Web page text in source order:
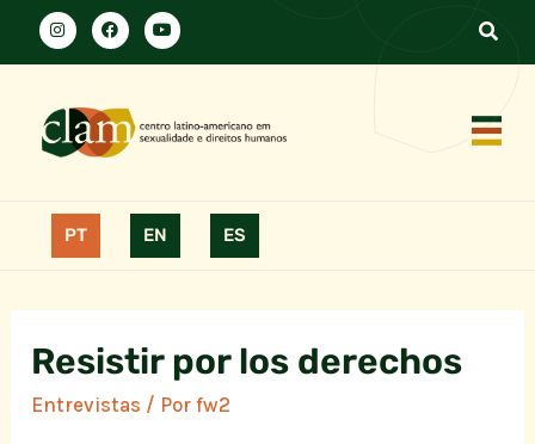
PT EN ES
Resistir por los derechos
Entrevistas / Porfw2